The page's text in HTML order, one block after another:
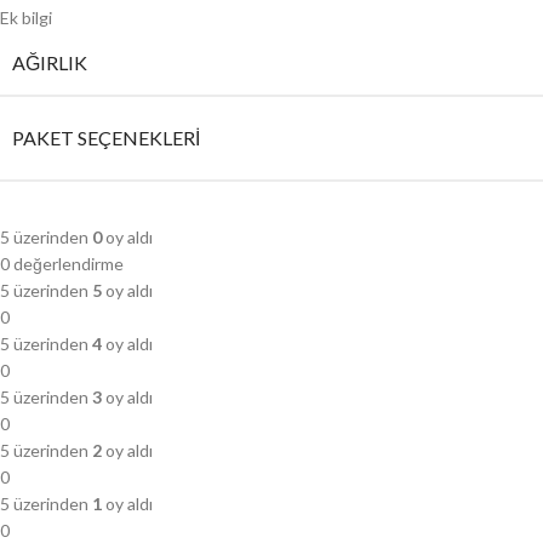
Ek bilgi
AĞIRLIK
PAKET SEÇENEKLERI
5 üzerinden 0oy aldı
0 değerlendirme
5 üzerinden 5oy aldı
0
5 üzerinden 4oy aldı
0
5 üzerinden 3oy aldı
0
5 üzerinden 2oy aldı
0
5 üzerinden 1oy aldı
0